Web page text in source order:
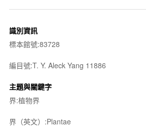
識別資訊
標本館號:83728
編目號:T. Y. Aleck Yang 11886
主題與關鍵字
界:植物界
界（英文）:Plantae